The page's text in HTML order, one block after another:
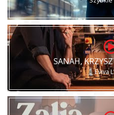
SANAH,
Eviva